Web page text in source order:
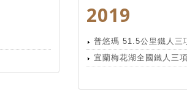
2019
普悠瑪 51.5公里鐵人三
宜蘭梅花湖全國鐵人三